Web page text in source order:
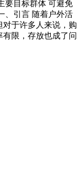
活动和小型商务活
要目标群体 可避免
、引言 随着户外活
于许多人来说，购
限，存放也成了问